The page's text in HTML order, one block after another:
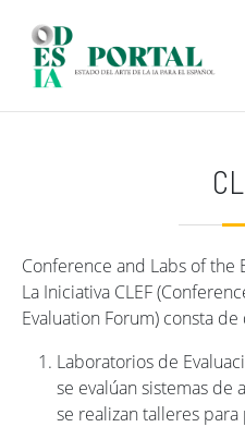
Conference and Labs of the
La Iniciativa CLEF
Evaluation Forum) consta
Laboratorios de
se evalúan sistemas de
se realizan talleres